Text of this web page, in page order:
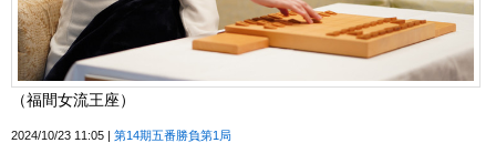
（福間女流王座）
2024/10/23 11:05 第14期五番勝負第1局